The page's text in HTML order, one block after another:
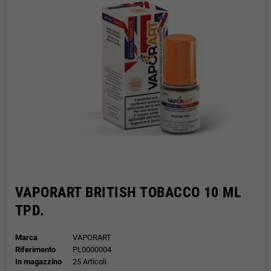
VAPORART BRITISH TOBACCO 10 ML
TPD.
Marca
VAPORART
Riferimento
PL0000004
In magazzino
25 Articoli